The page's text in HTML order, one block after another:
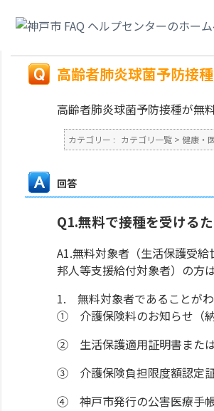
い。
高齢者肺炎球菌予防接
高齢者肺炎球菌予防接種が無
カテゴリー : カテゴリ一覧 > 健康・
回答
Q1.無料で接種を受ける
A1.無料対象者（生活保護受
邦人等支援給付対象者）の方
1. 無料対象者であることが
① 介護保険料のお知らせ（
② 生活保護適用証明書また
③ 介護保険負担限度額認定
④ 神戸市発行の公害医療手